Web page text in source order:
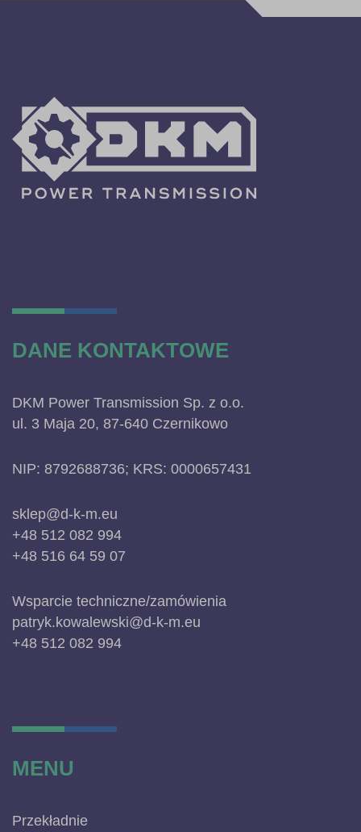
DANE KONTAKTOWE
DKM Power Transmission Sp. z o.o.
ul. 3 Maja 20, 87-640 Czernikowo
NIP: 8792688736; KRS: 0000657431
sklep@d-k-m.eu
+48 512 082 994
+48 516 64 59 07
Wsparcie techniczne/zamówienia
patryk.kowalewski@d-k-m.eu
+48 512 082 994
MENU
Przekładnie